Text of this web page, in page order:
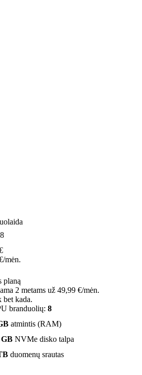
/mėn.
planą
2 metams už 49,99 €/mėn.
bet kada.
branduolių: 8
atmintis (RAM)
GB NVMe disko talpa
duomenų srautas